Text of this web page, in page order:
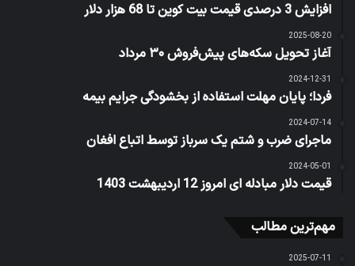
افزایش 3 درصدی قیمت بیت کوین تا 68 هزار دلار
2025-08-20
آغاز تحویل سکه‌های پیش‌فروش ۳۰ مرداد
2024-12-31
فردا؛ پایان مهلت استفاده از بخشودگی جرایم بیمه
2024-07-14
ماجرای ضرب و شتم یک سرباز توسط اتباع افغان
2024-05-01
قیمت دلار مبادله ای امروز 12 اردیبهشت 1403
مهم‌ترین مطالب
2025-07-11